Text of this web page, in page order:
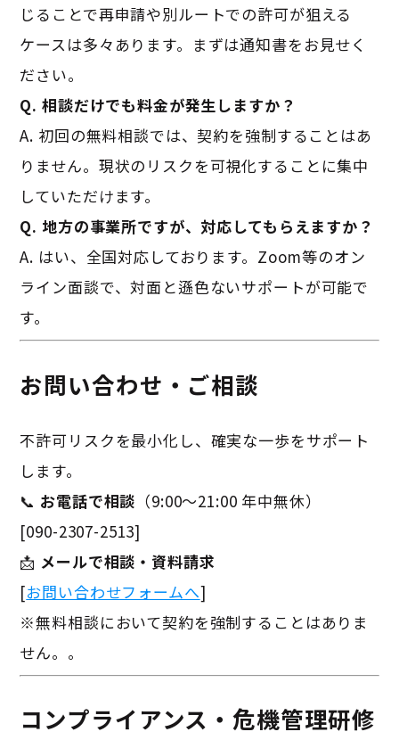
じることで再申請や別ルートでの許可が狙える
ケースは多々あります。まずは通知書をお見せく
ださい。
Q. 相談だけでも料金が発生しますか？
A. 初回の無料相談では、契約を強制することはあ
りません。現状のリスクを可視化することに集中
していただけます。
Q. 地方の事業所ですが、対応してもらえますか？
A. はい、全国対応しております。Zoom等のオン
ライン面談で、対面と遜色ないサポートが可能で
す。
お問い合わせ・ご相談
不許可リスクを最小化し、確実な一歩をサポート
します。
📞 お電話で相談 （9:00〜21:00 年中無休）
[090-2307-2513]
📩 メールで相談・資料請求
[お問い合わせフォームへ]
※無料相談において契約を強制することはありま
せん。 。
コンプライアンス・危機管理研修